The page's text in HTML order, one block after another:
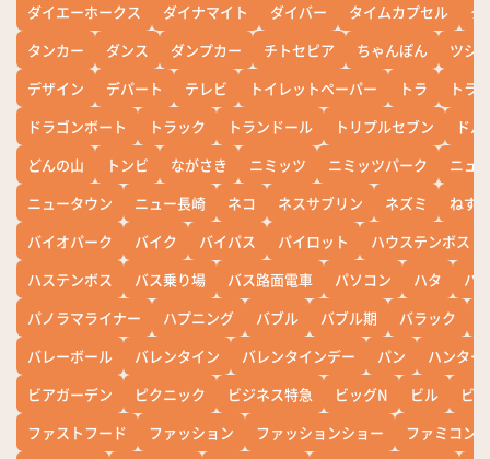
ダイエーホークス
ダイナマイト ダイバー タイムカプセル
タ
タンカー
ダンス ダンプカー チトセピア ちゃんぽん
ツシ
デザイン
デパート テレビ トイレットペーパー トラ
トラ
ドラゴンボート
トラック トランドール トリプルセブン
ド
どんの山
トンビ ながさき ニミッツ ニミッツパーク
ニュ
ニュータウン
ニュー長崎 ネコ ネスサブリン ネズミ
ねず
バイオパーク
バイク バイパス パイロット
ハウステンボス
ハステンボス
バス乗り場 バス路面電車 パソコン ハタ
ハ
パノラマライナー
ハプニング バブル バブル期 バラック
バレーボール
バレンタイン バレンタインデー パン
ハンター
ビアガーデン
ピクニック ビジネス特急 ビッグN ビル
ビワ
ファストフード
ファッション ファッションショー
ファミコン